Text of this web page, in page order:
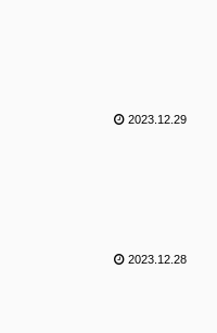
2023.12.29
2023.12.28